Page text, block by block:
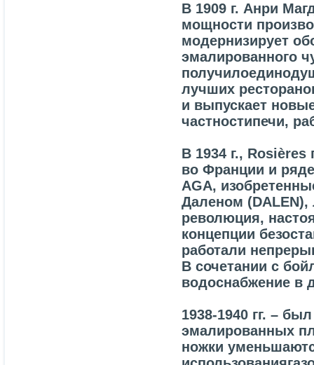
В 1909 г. Анри
мощности
модернизирует
эмалированного
лучших
и выпускает
частностипечи,
В 1934 г.,
во Франции и
AGA,
Даленом
революция,
концепции
работали
В сочетании с
водоснабжение в
1938-1940 гг. –
эмалированных
ножки